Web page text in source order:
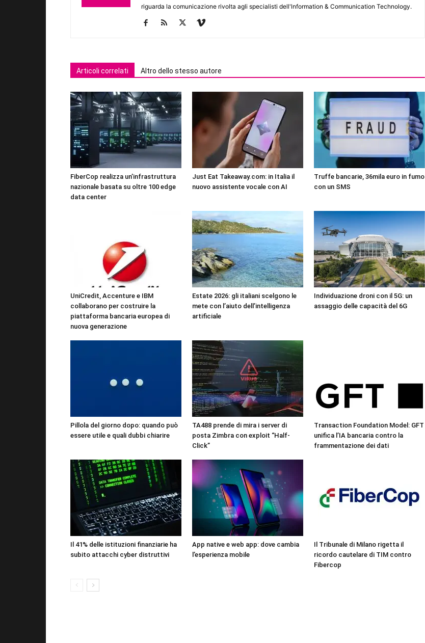
riguarda la comunicazione rivolta agli specialisti dell'lnformation & Communication Technology.
Articoli correlati Altro dello stesso autore
FiberCop realizza un’infrastruttura
nazionale basata su oltre 100 edge
data center
Just Eat Takeaway.com: in Italia il
nuovo assistente vocale con AI
Truffe bancarie, 36mila euro in fumo
con un SMS
UniCredit, Accenture e IBM
collaborano per costruire la
piattaforma bancaria europea di
nuova generazione
Estate 2026: gli italiani scelgono le
mete con l’aiuto dell’intelligenza
artificiale
Individuazione droni con il 5G: un
assaggio delle capacità del 6G
Pillola del giorno dopo: quando può
essere utile e quali dubbi chiarire
TA488 prende di mira i server di
posta Zimbra con exploit “Half-
Click”
Transaction Foundation Model: GFT
unifica l’IA bancaria contro la
frammentazione dei dati
Il 41% delle istituzioni finanziarie ha
subito attacchi cyber distruttivi
App native e web app: dove cambia
l’esperienza mobile
Il Tribunale di Milano rigetta il
ricordo cautelare di TIM contro
Fibercop